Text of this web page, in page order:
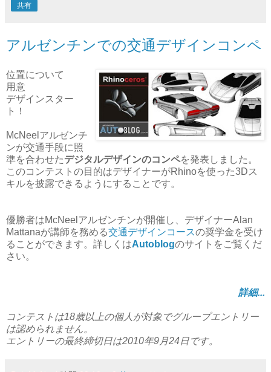
共有
アルゼンチンでの交通デザインコンペ
位置について
用意
デザインスター
ト！
McNeelアルゼンチ
ンが交通手段に照
準を合わせたデジタルデザインのコンペを発表しました。
このコンテストの目的はデザイナーがRhinoを使った3Dス
キルを披露できるようにすることです。
優勝者はMcNeelアルゼンチンが開催し、デザイナーAlan
Mattanaが講師を務める交通デザインコースの奨学金を受け
ることができます。詳しくはAutoblogのサイトをご覧くだ
さい。
詳細...
コンテストは18歳以上の個人が対象でグループエントリー
は認められません。
エントリーの最終締切日は2010年9月24日です。